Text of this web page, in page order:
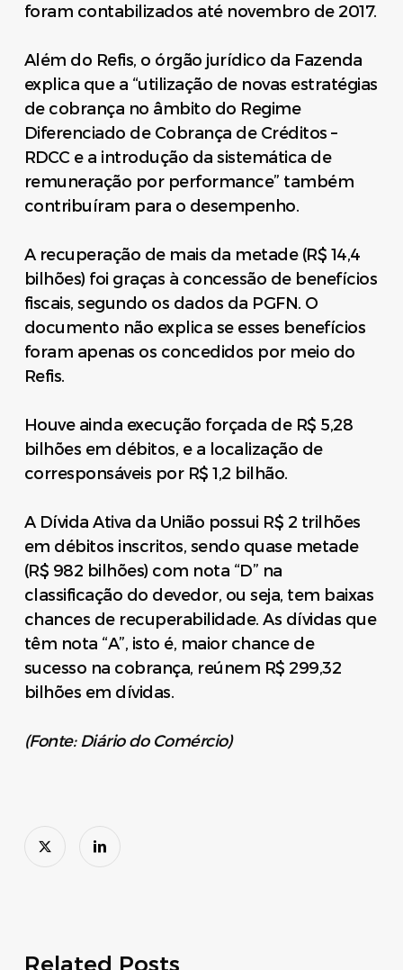
foram contabilizados até novembro de 2017.
Além do Refis, o órgão jurídico da Fazenda
explica que a “utilização de novas estratégias
de cobrança no âmbito do Regime
Diferenciado de Cobrança de Créditos –
RDCC e a introdução da sistemática de
remuneração por performance” também
contribuíram para o desempenho.
A recuperação de mais da metade (R$ 14,4
bilhões) foi graças à concessão de benefícios
fiscais, segundo os dados da PGFN. O
documento não explica se esses benefícios
foram apenas os concedidos por meio do
Refis.
Houve ainda execução forçada de R$ 5,28
bilhões em débitos, e a localização de
corresponsáveis por R$ 1,2 bilhão.
A Dívida Ativa da União possui R$ 2 trilhões
em débitos inscritos, sendo quase metade
(R$ 982 bilhões) com nota “D” na
classificação do devedor, ou seja, tem baixas
chances de recuperabilidade. As dívidas que
têm nota “A”, isto é, maior chance de
sucesso na cobrança, reúnem R$ 299,32
bilhões em dívidas.
(Fonte: Diário do Comércio)
Related Posts